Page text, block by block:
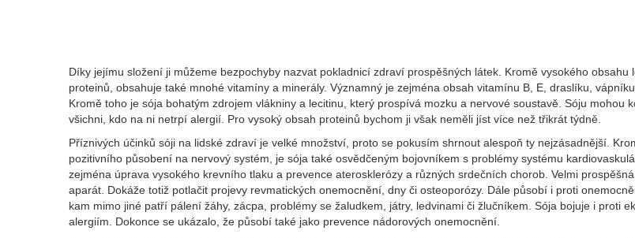
Díky jejímu složení ji můžeme bezpochyby nazvat pokladnicí zdraví prospěšných látek. Kromě vysokého obsahu
proteinů, obsahuje také mnohé vitamíny a minerály. Významný je zejména obsah vitamínu B, E, draslíku,
Kromě toho je sója bohatým zdrojem vlákniny a lecitinu, který prospívá mozku a nervové soustavě. Sóju mohou
všichni, kdo na ni netrpí alergií. Pro vysoký obsah proteinů bychom ji však neměli jíst více než třikrát týdně.
Příznivých účinků sóji na lidské zdraví je velké množství, proto se pokusím shrnout alespoň ty nejzásadnější.
pozitivního působení na nervový systém, je sója také osvědčeným bojovníkem s problémy systému
zejména úprava vysokého krevního tlaku a prevence aterosklerózy a různých srdečních chorob. Velmi
aparát. Dokáže totiž potlačit projevy revmatických onemocnění, dny či osteoporózy. Dále působí i proti
kam mimo jiné patří pálení žáhy, zácpa, problémy se žaludkem, játry, ledvinami či žlučníkem. Sója bojuje i proti
alergiím. Dokonce se ukázalo, že působí také jako prevence nádorových onemocnění.